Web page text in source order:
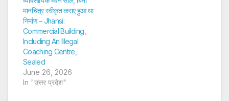
मानचित्र स्वीकृत कराए हुआ था
निर्माण – Jhansi:
Commercial Building,
Including An Illegal
Coaching Centre,
Sealed
June 26, 2026
In "उत्तर प्रदेश"